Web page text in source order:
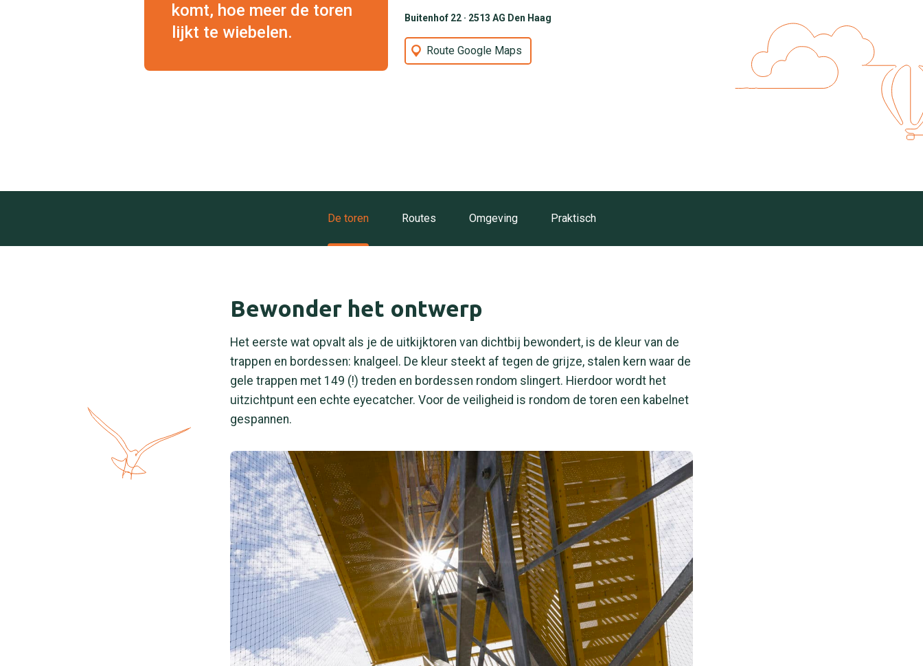
komt, hoe meer de toren
lijkt te wiebelen.
Buitenhof 22 · 2513 AG Den Haag
Route Google Maps
De toren Routes Omgeving Praktisch
Bewonder het ontwerp
Het eerste wat opvalt als je de uitkijktoren van dichtbij bewondert, is de kleur van de
trappen en bordessen: knalgeel. De kleur steekt af tegen de grijze, stalen kern waar de
gele trappen met 149 (!) treden en bordessen rondom slingert. Hierdoor wordt het
uitzichtpunt een echte eyecatcher. Voor de veiligheid is rondom de toren een kabelnet
gespannen.